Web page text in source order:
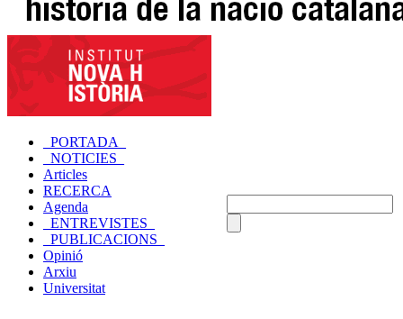
_PORTADA_
_NOTICIES_
Articles
RECERCA
Agenda
_ENTREVISTES_
_PUBLICACIONS_
Opinió
Arxiu
Universitat